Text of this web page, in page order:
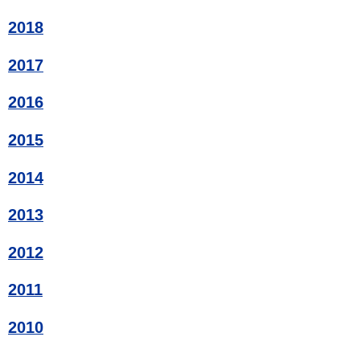
2018
2017
2016
2015
2014
2013
2012
2011
2010